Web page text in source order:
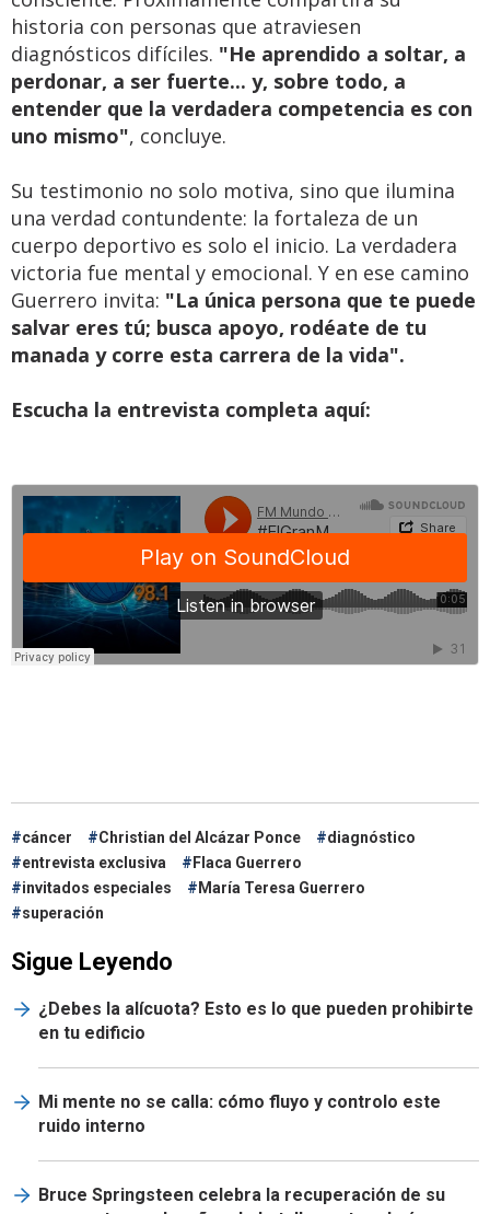
historia con personas que atraviesen
diagnósticos difíciles. "He aprendido a soltar, a
perdonar, a ser fuerte... y, sobre todo, a
entender que la verdadera competencia es con
uno mismo", concluye.
Su testimonio no solo motiva, sino que ilumina
una verdad contundente: la fortaleza de un
cuerpo deportivo es solo el inicio. La verdadera
victoria fue mental y emocional. Y en ese camino
Guerrero invita: "La única persona que te puede
salvar eres tú; busca apoyo, rodéate de tu
manada y corre esta carrera de la vida".
Escucha la entrevista completa aquí:
cáncer Christian del Alcázar Ponce
diagnóstico
entrevista exclusiva
Flaca Guerrero
invitados especiales
María Teresa Guerrero
superación
Sigue Leyendo
¿Debes la alícuota? Esto es lo que pueden prohibirte
en tu edificio
Mi mente no se calla: cómo fluyo y controlo este
ruido interno
Bruce Springsteen celebra la recuperación de su